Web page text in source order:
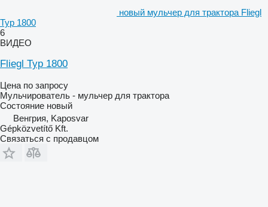
новый мульчер для трактора Fliegl
Typ 1800
6
ВИДЕО
Fliegl Typ 1800
Цена по запросу
Мульчирователь - мульчер для трактора
Состояние новый
Венгрия, Kaposvar
Gépközvetítő Kft.
Связаться с продавцом